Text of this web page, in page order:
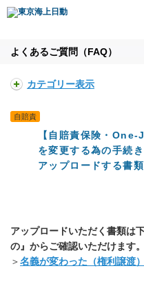
よくあるご質問（FAQ）
カテゴリー表示
自賠責
【自賠責保険・
を変更する為の手続
アップロードする書
アップロードいただく書類は
の』 からご確認いただけます。
＞名義が変わった（権利譲渡）